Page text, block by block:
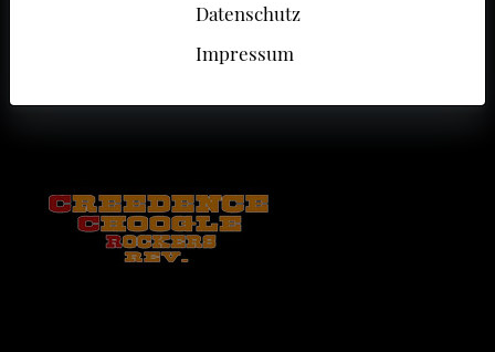
Datenschutz
Impressum